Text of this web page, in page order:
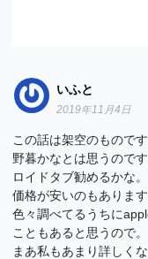
いふと
2019年11月4日
この話は架空のもので
野暮かなとは思うので
ロイドタブ勧めるかな。
価格が安いのもありま
色々調べてるうちに
こともあると思うので。
まあ私もあまり詳しく